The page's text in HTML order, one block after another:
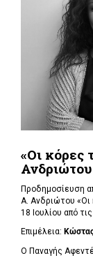
«Οι κόρες
Προδημοσίευση
Α. Ανδριώτου «Οι
18 Ιουλίου από
Επιμέλεια:
Ο Παναγής